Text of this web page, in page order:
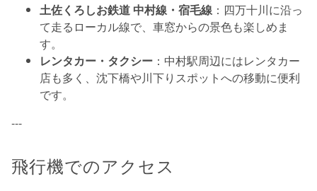
土佐くろしお鉄道 中村線・宿毛線 ：四万十川に沿っ
て走るローカル線で、車窓からの景色も楽しめま
す。
レンタカー・タクシー ：中村駅周辺にはレンタカー
店も多く、沈下橋や川下りスポットへの移動に便利
です。
---
飛行機でのアクセス